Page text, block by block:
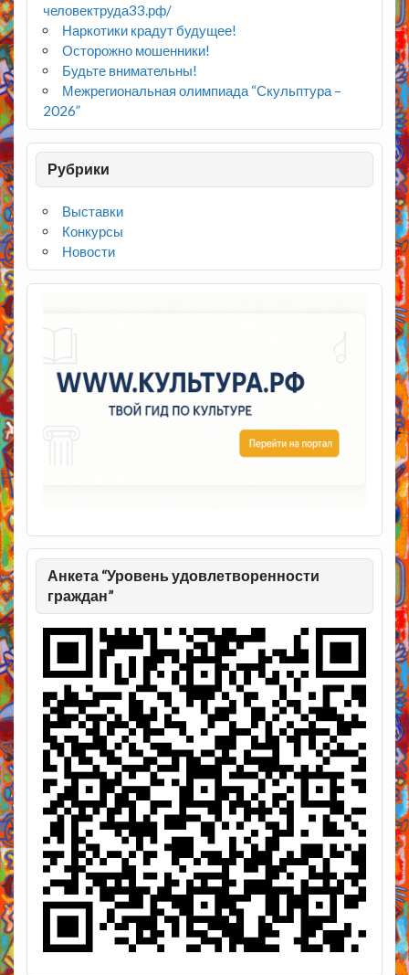
человектруда33.рф/
Наркотики крадут будущее!
Осторожно мошенники!
Будьте внимательны!
Межрегиональная олимпиада “Скульптура –
2026”
Рубрики
Выставки
Конкурсы
Новости
Анкета “Уровень удовлетворенности
граждан”